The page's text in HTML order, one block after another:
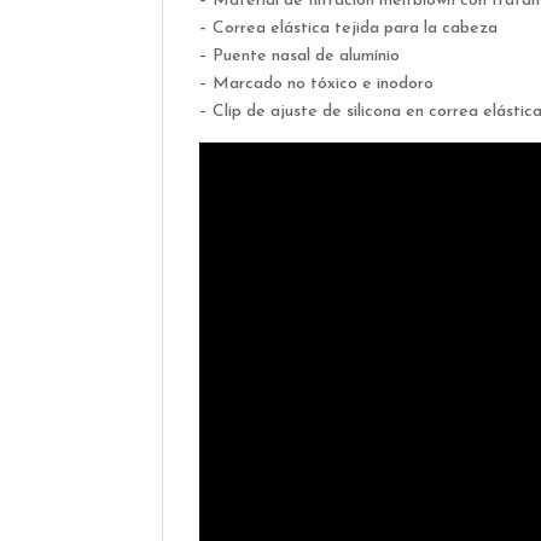
– Correa elástica tejida para la cabeza
– Puente nasal de alumínio
– Marcado no tóxico e inodoro
– Clip de ajuste de silicona en correa elástica